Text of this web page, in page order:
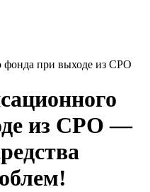
фонда при выходе из СРО
из СРО —